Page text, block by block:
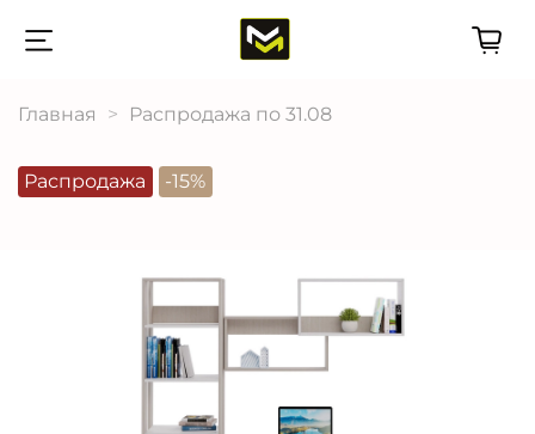
Главная Распродажа по 31.08
Распродажа -15%